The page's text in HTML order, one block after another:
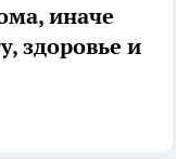
иначе
здоровье и